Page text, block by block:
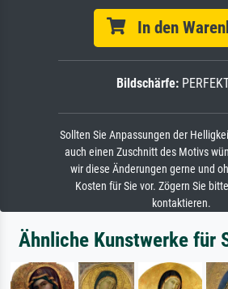
In den
Bildschärfe:
Sollten Sie Anpassungen der
auch einen Zuschnitt des Motivs
wir diese Änderungen gerne und
Kosten für Sie vor. Zögern Sie
kontaktieren.
Ähnliche Kunstwerke für